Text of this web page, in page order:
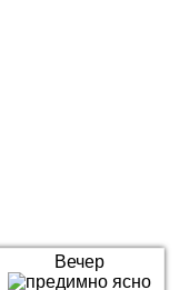
Вечер